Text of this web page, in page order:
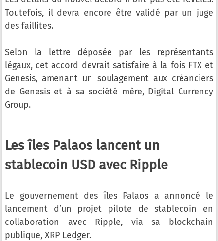
Toutefois, il devra encore être validé par un juge
des faillites.
Selon la lettre déposée par les représentants
légaux, cet accord devrait satisfaire à la fois FTX et
Genesis, amenant un soulagement aux créanciers
de Genesis et à sa société mère, Digital Currency
Group.
Les îles Palaos lancent un
stablecoin USD avec Ripple
Le gouvernement des îles Palaos a annoncé le
lancement d’un projet pilote de stablecoin en
collaboration avec Ripple, via sa blockchain
publique, XRP Ledger.